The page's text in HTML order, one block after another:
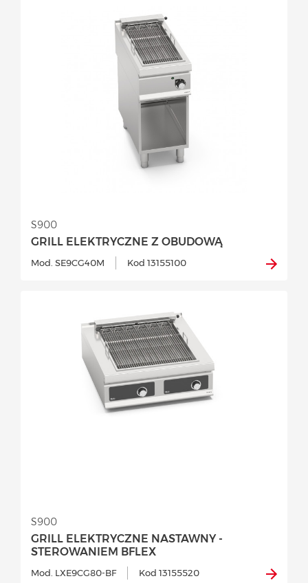
GRILL ELEKTRYCZNE Z OBUDOWĄ
S900
Mod. SE9CG40M Kod 13155100
GRILL ELEKTRYCZNE NASTAWNY -
STEROWANIEM BFLEX
S900
Mod. LXE9CG80-BF Kod 13155520